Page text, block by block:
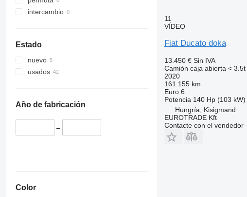
intercambio
Estado
nuevo
usados
Año de fabricación
–
Color
11
VÍDEO
Fiat Ducato doka
13.450 € Sin IVA
Camión caja abierta < 3.5t
2020
161.155 km
Euro 6
Potencia 140 Hp (103 kW)
Hungría, Kisigmand
EUROTRADE Kft
Contacte con el vendedor